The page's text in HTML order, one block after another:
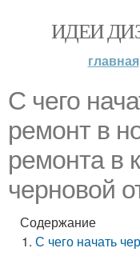
ИДЕИ
главная
С чего
ремонт в
ремонта в
черновой
Содержание
С чего начать